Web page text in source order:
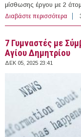
μίσθωσης έργου με 2
Διαβάστε περισσότερα
7 Γυμναστές με
Αγίου Δημητρίου
ΔΕΚ 05, 2025 23:41